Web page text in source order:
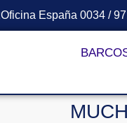
Oficina España 0034 /